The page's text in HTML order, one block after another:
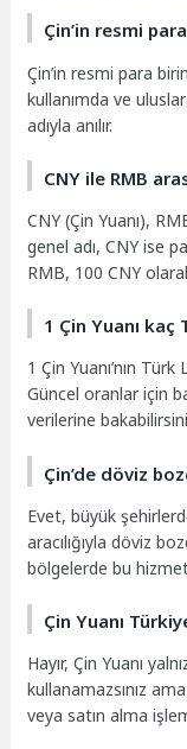
Çin’in resmi
Çin’in resmi para
kullanımda ve
adıyla anılır.
CNY ile RMB
CNY (Çin Yuanı),
genel adı, CNY ise
RMB, 100 CNY
1 Çin Yuanı kaç
1 Çin Yuanı’nın
Güncel oranlar için
verilerine
Çin’de döviz
Evet, büyük
aracılığıyla döviz
bölgelerde bu
Çin Yuanı
Hayır, Çin Yuanı
kullanamazsınız
veya satın alma